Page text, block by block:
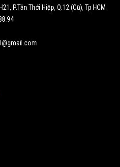
P.Tân Thới Hiệp, Q.12 (Cũ), Tp HCM